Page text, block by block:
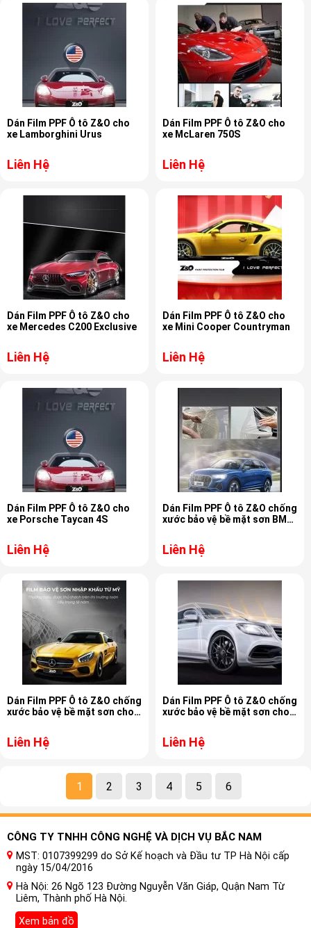
Dán Film PPF Ô tô Z&O cho
xe Lamborghini Urus
Liên Hệ
Dán Film PPF Ô tô Z&O cho
xe McLaren 750S
Liên Hệ
Dán Film PPF Ô tô Z&O cho
xe Mercedes C200 Exclusive
Liên Hệ
Dán Film PPF Ô tô Z&O cho
xe Mini Cooper Countryman
Liên Hệ
Dán Film PPF Ô tô Z&O cho
xe Porsche Taycan 4S
Liên Hệ
Dán Film PPF Ô tô Z&O chống
xước bảo vệ bề mặt sơn BMW
Liên Hệ
Dán Film PPF Ô tô Z&O chống
xước bảo vệ bề mặt sơn cho
Liên Hệ
Dán Film PPF Ô tô Z&O chống
xước bảo vệ bề mặt sơn cho
Liên Hệ
1 2 3 4 5 6
CÔNG TY TNHH CÔNG NGHỆ VÀ DỊCH VỤ BẮC NAM
MST: 0107399299 do Sở Kế hoạch và Đầu tư TP Hà Nội cấp
ngày 15/04/2016
Hà Nội: 26 Ngõ 123 Đường Nguyễn Văn Giáp, Quận Nam Từ
Liêm, Thành phố Hà Nội.
Xem bản đồ